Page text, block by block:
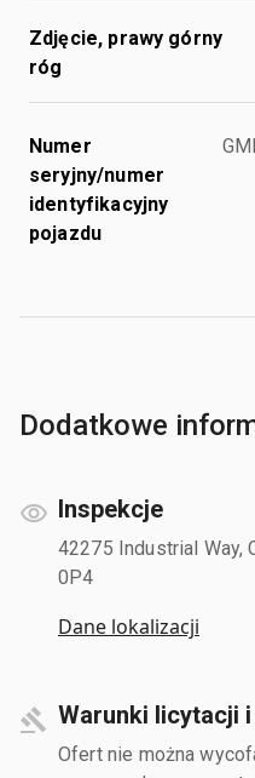
Zdjęcie, prawy górny
róg
Numer
seryjny/numer
identyfikacyjny
pojazdu
Dodatkowe
Inspekcje
42275 Industrial Way,
0P4
Dane lokalizacji
Warunki licytacji
Ofert nie można